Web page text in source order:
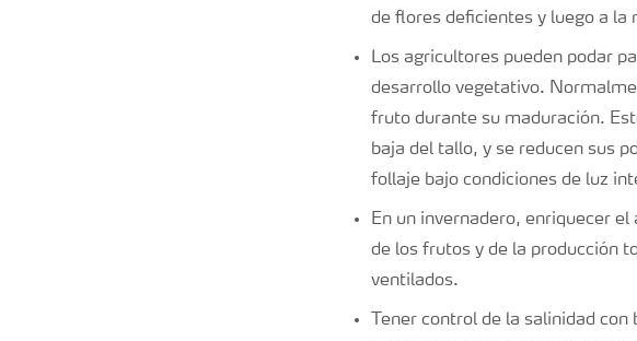
de flores deficientes y luego a la
Los agricultores pueden podar
desarrollo vegetativo.
fruto durante su maduración.
baja del tallo, y se reducen sus
follaje bajo condiciones de luz
En un invernadero, enriquecer
de los frutos y de la producción
ventilados.
Tener control de la salinidad